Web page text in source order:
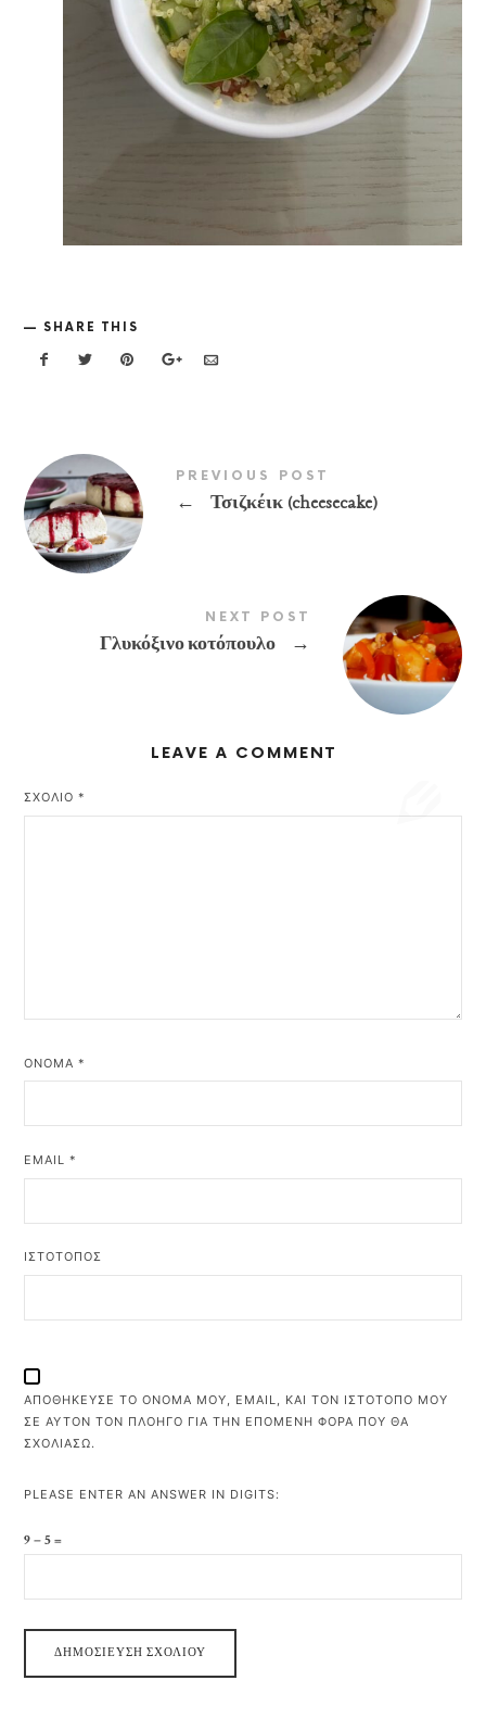
SHARE THIS
PREVIOUS POST
← Τσιζκέικ (cheesecake)
NEXT POST
Γλυκόξινο κοτόπουλο →
LEAVE A COMMENT
ΣΧΌΛΙΟ*
ΌΝΟΜΑ*
EMAIL*
ΙΣΤΌΤΟΠΟΣ
ΑΠΟΘΉΚΕΥΣΕ ΤΟ ΌΝΟΜΆ ΜΟΥ, EMAIL, ΚΑΙ ΤΟΝ ΙΣΤΌΤΟΠΟ ΜΟΥ
ΣΕ ΑΥΤΌΝ ΤΟΝ ΠΛΟΗΓΌ ΓΙΑ ΤΗΝ ΕΠΌΜΕΝΗ ΦΟΡΆ ΠΟΥ ΘΑ
ΣΧΟΛΙΆΣΩ.
PLEASE ENTER AN ANSWER IN DIGITS:
9 − 5 =